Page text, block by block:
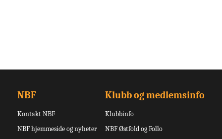
NBF
Kontakt NBF
NBF hjemmeside og nyheter
Klubb og medlemsinfo
Klubbinfo
NBF Østfold og Follo